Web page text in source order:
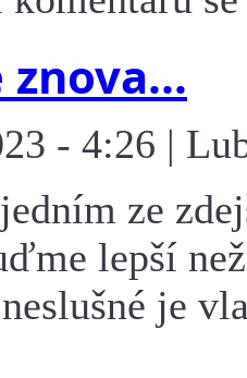
- 4:26 |
ze
lepší
je